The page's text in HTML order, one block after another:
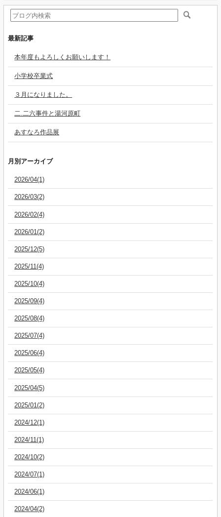
最新記事
本年度もよろしくお願いします！
小学校卒業式
３月になりました。
二.二六事件と湯河原町
あすなろ作品展
月別アーカイブ
2026/04(1)
2026/03(2)
2026/02(4)
2026/01(2)
2025/12(5)
2025/11(4)
2025/10(4)
2025/09(4)
2025/08(4)
2025/07(4)
2025/06(4)
2025/05(4)
2025/04(5)
2025/01(2)
2024/12(1)
2024/11(1)
2024/10(2)
2024/07(1)
2024/06(1)
2024/04(2)